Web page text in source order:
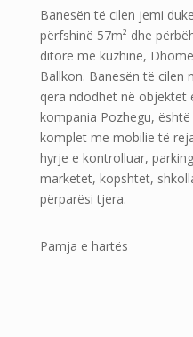
Banesën të cilen jemi
përfshinë 57m² dhe
ditorë me kuzhinë,
Ballkon. Banesën të cilen
qera ndodhet në objektet
kompania Pozhegu,
komplet me mobilie të
hyrje e kontrolluar,
marketet, kopshtet,
përparësi tjera.
Pamja e hartës